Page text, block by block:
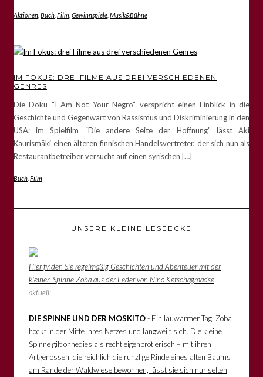
Aktionen Buch Film Gewinnspiele Musik&Bühne
IM FOKUS: DREI FILME AUS DREI VERSCHIEDENEN
GENRES
Die Doku “I Am Not Your Negro” verspricht einen Einblick in die
Geschichte und Gegenwart von Rassismus und Diskriminierung in den
USA; im Spielfilm “Die andere Seite der Hoffnung” lässt Aki
Kaurismäki einen älteren finnischen Handelsvertreter, der sich nun als
Restaurantbetreiber versucht auf einen syrischen […]
Buch Film
UNSERE KLEINE LESEECKE
Hier finden Sie regelmäßig Geschichten und Abenteuer mit der
kleinen Spinne Zoba aus der Feder von Nino Ketschagmadse-
aktuell:
DIE SPINNE UND DER MOSKITO- Ein lauwarmer Tag. Zoba
hockt in der Mitte ihres Netzes und langweilt sich. Die kleine
Spinne gilt ohnedies als recht eigenbrötlerisch – mit ihren
Artgenossen, die reichlich die runzlige Rinde eines alten Baums
am Rande der Waldwiese bewohnen, lässt sie sich nur selten